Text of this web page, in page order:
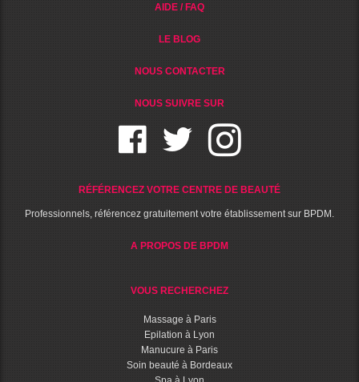
AIDE / FAQ
LE BLOG
NOUS CONTACTER
NOUS SUIVRE SUR
RÉFÉRENCEZ VOTRE CENTRE DE BEAUTÉ
Professionnels, référencez gratuitement votre établissement sur BPDM.
A PROPOS DE BPDM
VOUS RECHERCHEZ
Massage à Paris
Epilation à Lyon
Manucure à Paris
Soin beauté à Bordeaux